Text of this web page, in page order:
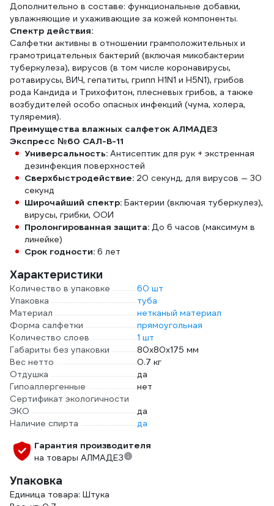
Дополнительно в составе: функциональные добавки,
увлажняющие и ухаживающие за кожей компоненты.
Спектр действия:
Салфетки активны в отношении грамположительных и
грамотрицательных бактерий (включая микобактерии
туберкулеза), вирусов (в том числе коронавирусы,
ротавирусы, ВИЧ, гепатиты, грипп H1N1 и H5N1), грибов
рода Кандида и Трихофитон, плесневых грибов, а также
возбудителей особо опасных инфекций (чума, холера,
туляремия).
Преимущества влажных салфеток АЛМАДЕЗ
Экспресс №60 САЛ-В-11
Универсальность: Антисептик для рук + экстренная
дезинфекция поверхностей
Сверхбыстродействие: 20 секунд, для вирусов — 30
секунд
Широчайший спектр: Бактерии (включая туберкулез),
вирусы, грибки, ООИ
Пролонгированная защита: До 6 часов (максимум в
линейке)
Срок годности: 6 лет
Характеристики
Количество в упаковке
60 шт
Упаковка
туба
Материал
нетканый материал
Форма салфетки
прямоугольная
Количество слоев
1 шт
Габариты без упаковки
80x80x175 мм
Вес нетто
0.7 кг
Отдушка
да
Гипоаллергенные
нет
Сертификат экологичности
ЭКО
да
Наличие спирта
да
Гарантия производителя
на товары АЛМАДЕЗ
Упаковка
Единица товара: Штука